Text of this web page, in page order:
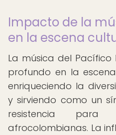
Impacto de la
en la escena
La música del
profundo en la
enriqueciendo la
y sirviendo como un
resistencia para
afrocolombianas. La